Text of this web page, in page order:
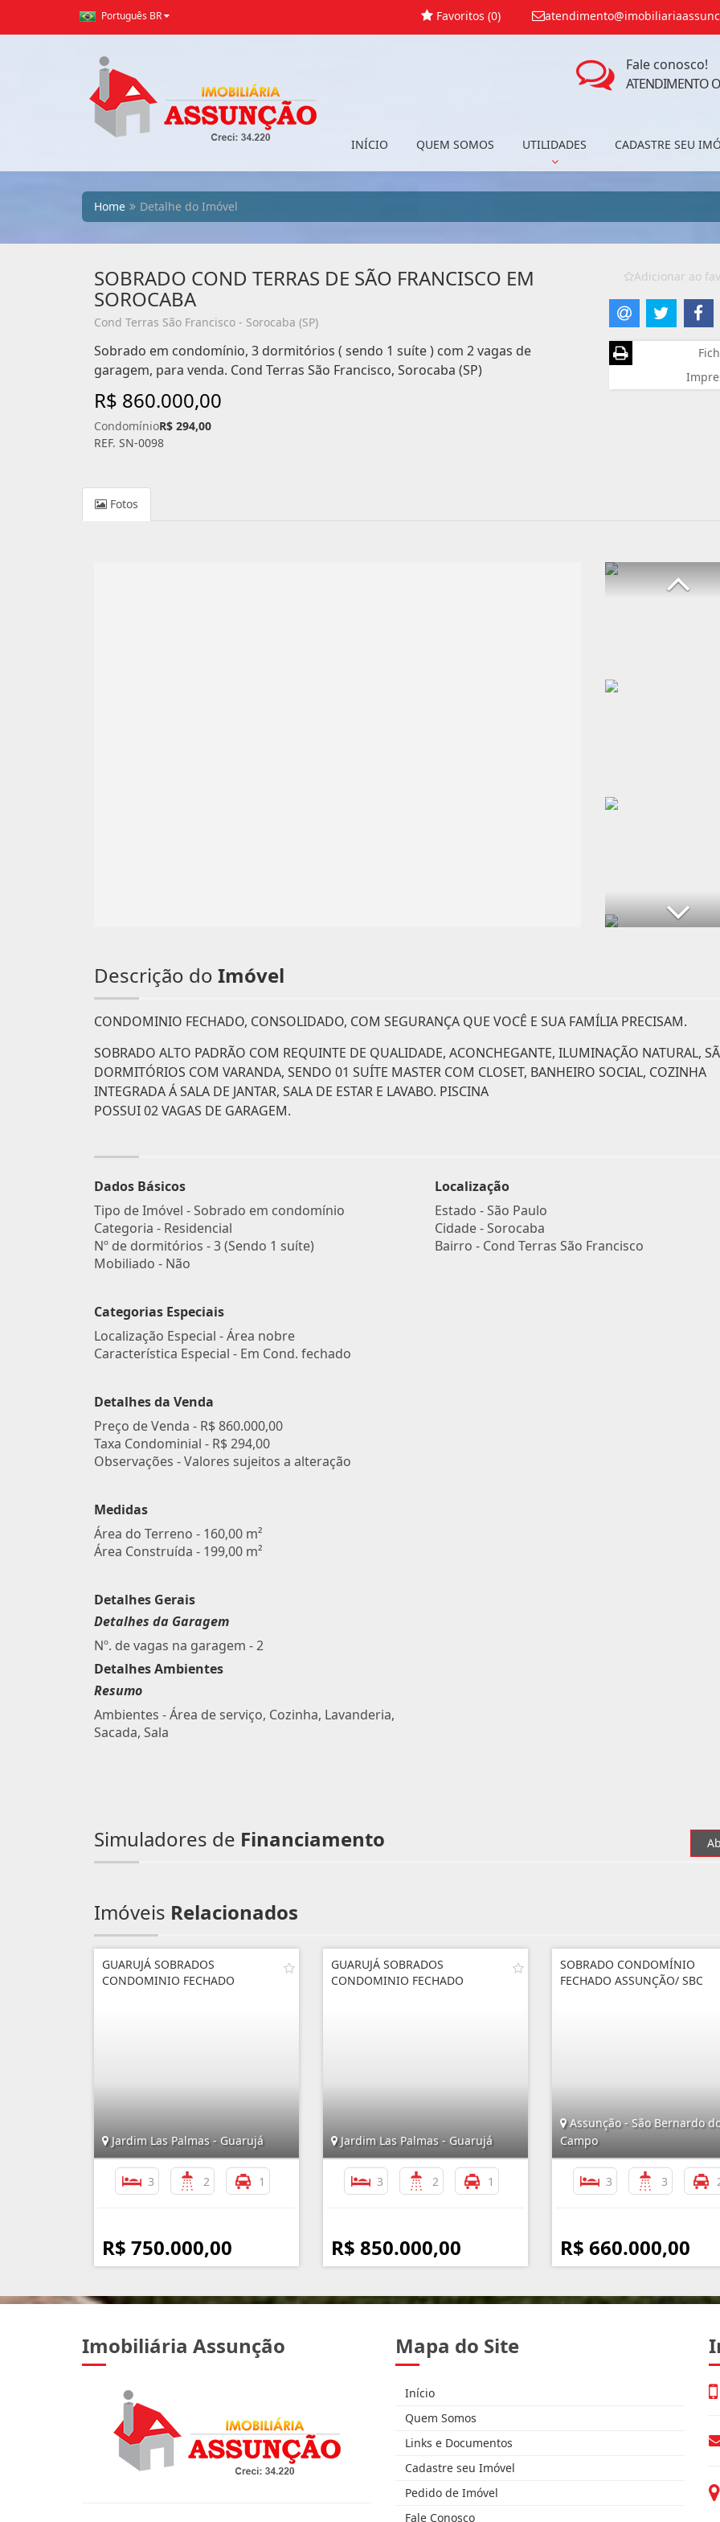
Português BR Favoritos (0)
INÍCIO QUEM SOMOS UTILIDADES CADASTRE SEU
Fale conosco!
ATENDIMENTO
Home Detalhe do Imóvel
SOBRADO COND TERRAS DE SÃO FRANCISCO EM
SOROCABA
Cond Terras São Francisco - Sorocaba (SP)
Sobrado em condomínio, 3 dormitórios ( sendo 1 suíte ) com 2 vagas de
garagem, para venda. Cond Terras São Francisco, Sorocaba (SP)
R$ 860.000,00
CondomínioR$ 294,00
REF. SN-0098
Adicionar ao
Fotos
Descrição do Imóvel
CONDOMINIO FECHADO, CONSOLIDADO, COM SEGURANÇA QUE VOCÊ E SUA FAMÍLIA PRECISAM.
SOBRADO ALTO PADRÃO COM REQUINTE DE QUALIDADE, ACONCHEGANTE, ILUMINAÇÃO NATURAL,
DORMITÓRIOS COM VARANDA, SENDO 01 SUÍTE MASTER COM CLOSET, BANHEIRO SOCIAL, COZINHA
INTEGRADA Á SALA DE JANTAR, SALA DE ESTAR E LAVABO. PISCINA
POSSUI 02 VAGAS DE GARAGEM.
Dados Básicos
Tipo de Imóvel - Sobrado em condomínio
Categoria - Residencial
Nº de dormitórios - 3 (Sendo 1 suíte)
Mobiliado - Não
Categorias Especiais
Localização Especial - Área nobre
Característica Especial - Em Cond. fechado
Detalhes da Venda
Preço de Venda - R$ 860.000,00
Taxa Condominial - R$ 294,00
Observações - Valores sujeitos a alteração
Medidas
Área do Terreno - 160,00 m²
Área Construída - 199,00 m²
Detalhes Gerais
Detalhes da Garagem
Nº. de vagas na garagem - 2
Detalhes Ambientes
Resumo
Ambientes - Área de serviço, Cozinha, Lavanderia,
Sacada, Sala
Localização
Estado -São Paulo
Cidade -Sorocaba
Bairro - Cond Terras São Francisco
Simuladores de Financiamento
Imóveis Relacionados
GUARUJÁ SOBRADOS
CONDOMINIO FECHADO
Jardim Las Palmas - Guarujá
3 2 1
R$ 750.000,00
GUARUJÁ SOBRADOS
CONDOMINIO FECHADO
Jardim Las Palmas - Guarujá
3 2 1
R$ 850.000,00
SOBRADO CONDOMÍNIO
FECHADO ASSUNÇÃO/ SBC
Assunção - São Bernardo
Campo
3 3
R$ 660.000,00
Imobiliária Assunção Mapa do Site
Início
Quem Somos
Links e Documentos
Cadastre seu Imóvel
Pedido de Imóvel
Fale Conosco